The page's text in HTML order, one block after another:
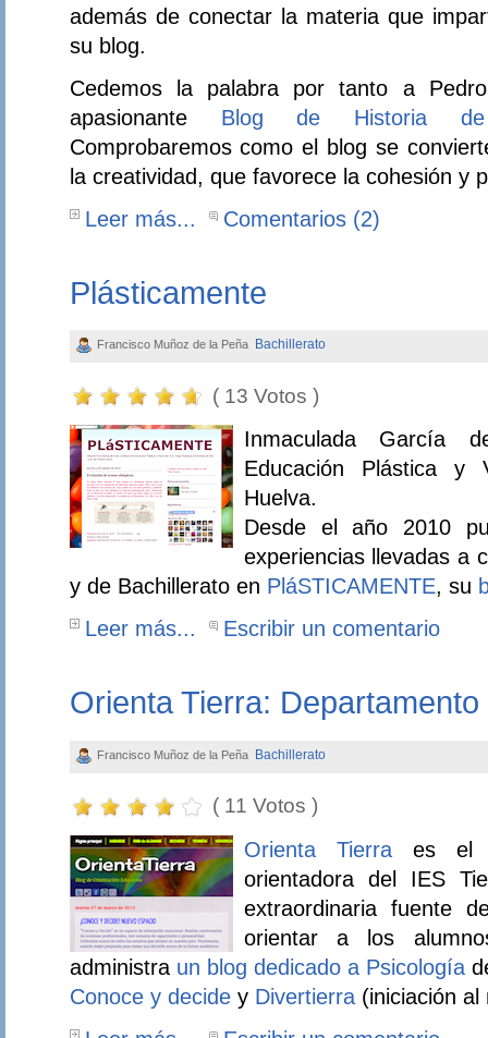
además de conectar la materia que
su blog.
Cedemos la palabra por tanto a
apasionante Blog de Historia de
Comprobaremos como el blog se
la creatividad, que favorece la cohesión y
Leer más...
Comentarios (2)
Plásticamente
Francisco Muñoz de la Peña Bachillerato
( 13 Votos )
Inmaculada García
Educación Plástica y
Huelva.
Desde el año 2010
experiencias llevadas a
y de Bachillerato en PláSTICAMENTE, su
Leer más...
Escribir un comentario
Orienta Tierra:
Francisco Muñoz de la Peña Bachillerato
( 11 Votos )
Orienta Tierraes el
orientadora del IES
extraordinaria fuente
orientar a los
administra un blog dedicado a Psicología
Conoce y decidey Divertierra(iniciación al